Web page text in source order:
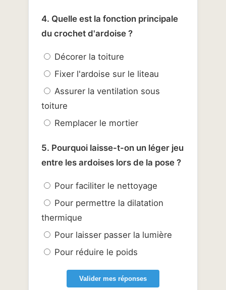
4. Quelle est la fonction principale
du crochet d'ardoise ?
Décorer la toiture
Fixer l'ardoise sur le liteau
Assurer la ventilation sous
toiture
Remplacer le mortier
5. Pourquoi laisse-t-on un léger jeu
entre les ardoises lors de la pose ?
Pour faciliter le nettoyage
Pour permettre la dilatation
thermique
Pour laisser passer la lumière
Pour réduire le poids
Valider mes réponses